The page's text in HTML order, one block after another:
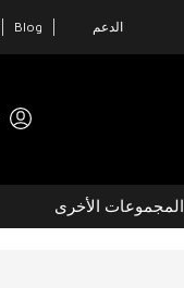
الدعم Blog
المجموعات الأخرى